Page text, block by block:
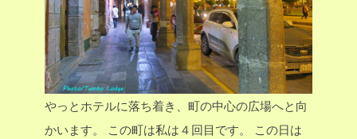
やっとホテルに落ち着き、町の中心の広場へと向
かいます。
この町は私は４回目です。
この日は